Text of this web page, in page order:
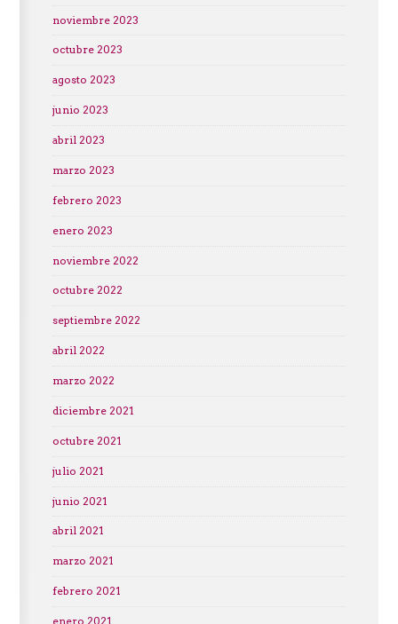
noviembre 2023
octubre 2023
agosto 2023
junio 2023
abril 2023
marzo 2023
febrero 2023
enero 2023
noviembre 2022
octubre 2022
septiembre 2022
abril 2022
marzo 2022
diciembre 2021
octubre 2021
julio 2021
junio 2021
abril 2021
marzo 2021
febrero 2021
enero 2021